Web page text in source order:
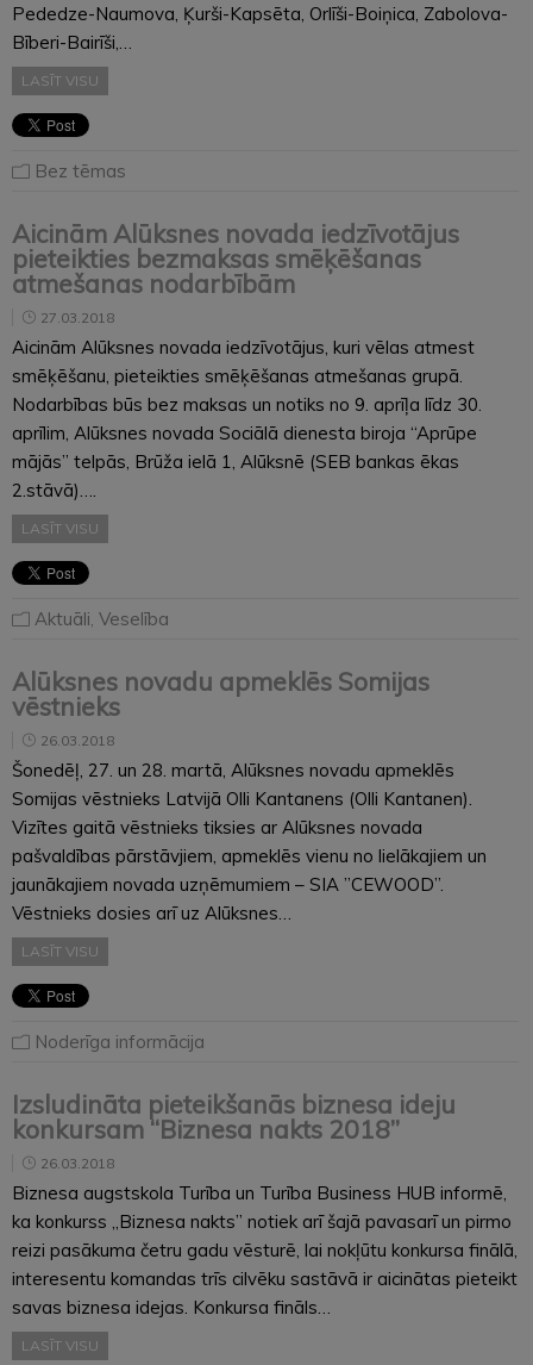
Pededze-Naumova, Ķurši-Kapsēta, Orlīši-Boiņica, Zabolova-
Bīberi-Bairīši,…
LASĪT VISU
Bez tēmas
Aicinām Alūksnes novada iedzīvotājus
pieteikties bezmaksas smēķēšanas
atmešanas nodarbībām
27.03.2018
Aicinām Alūksnes novada iedzīvotājus, kuri vēlas atmest
smēķēšanu, pieteikties smēķēšanas atmešanas grupā.
Nodarbības būs bez maksas un notiks no 9. aprīļa līdz 30.
aprīlim, Alūksnes novada Sociālā dienesta biroja “Aprūpe
mājās” telpās, Brūža ielā 1, Alūksnē (SEB bankas ēkas
2.stāvā)….
LASĪT VISU
Aktuāli Veselība
Alūksnes novadu apmeklēs Somijas
vēstnieks
26.03.2018
Šonedēļ, 27. un 28. martā, Alūksnes novadu apmeklēs
Somijas vēstnieks Latvijā Olli Kantanens (Olli Kantanen).
Vizītes gaitā vēstnieks tiksies ar Alūksnes novada
pašvaldības pārstāvjiem, apmeklēs vienu no lielākajiem un
jaunākajiem novada uzņēmumiem – SIA ”CEWOOD”.
Vēstnieks dosies arī uz Alūksnes…
LASĪT VISU
Noderīga informācija
Izsludināta pieteikšanās biznesa ideju
konkursam “Biznesa nakts 2018”
26.03.2018
Biznesa augstskola Turība un Turība Business HUB informē,
ka konkurss „Biznesa nakts” notiek arī šajā pavasarī un pirmo
reizi pasākuma četru gadu vēsturē, lai nokļūtu konkursa finālā,
interesentu komandas trīs cilvēku sastāvā ir aicinātas pieteikt
savas biznesa idejas. Konkursa fināls…
LASĪT VISU